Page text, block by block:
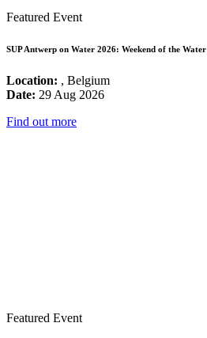
Featured Event
SUP Antwerp on Water 2026: Weekend of the Water
Location: , Belgium
Date: 29 Aug 2026
Find out more
Featured Event